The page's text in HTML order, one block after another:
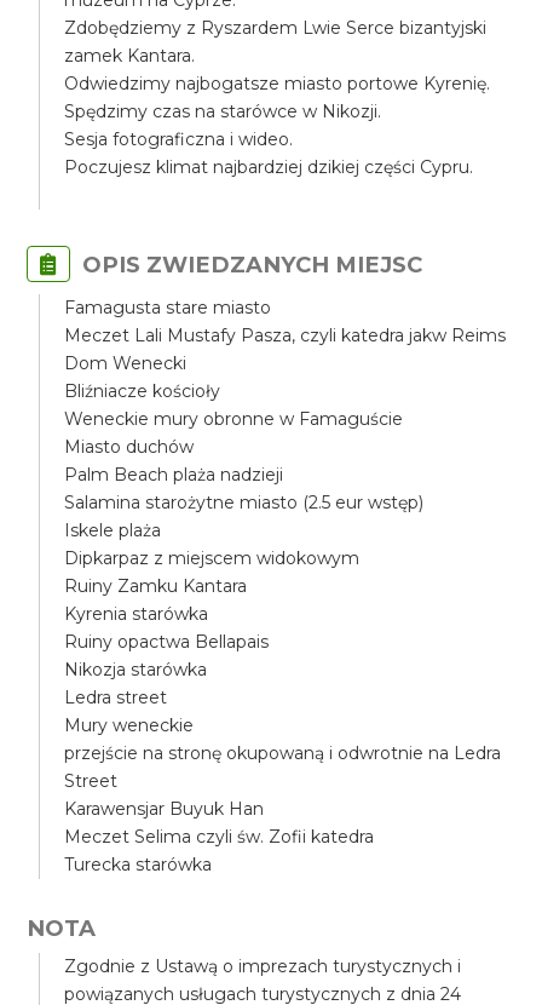
Zdobędziemy z Ryszardem Lwie Serce bizantyjski
zamek Kantara.
Odwiedzimy najbogatsze miasto portowe Kyrenię.
Spędzimy czas na starówce w Nikozji.
Sesja fotograficzna i wideo.
Poczujesz klimat najbardziej dzikiej części Cypru.
OPIS ZWIEDZANYCH MIEJSC
Famagusta stare miasto
Meczet Lali Mustafy Pasza, czyli katedra jakw Reims
Dom Wenecki
Bliźniacze kościoły
Weneckie mury obronne w Famaguście
Miasto duchów
Palm Beach plaża nadzieji
Salamina starożytne miasto (2.5 eur wstęp)
Iskele plaża
Dipkarpaz z miejscem widokowym
Ruiny Zamku Kantara
Kyrenia starówka
Ruiny opactwa Bellapais
Nikozja starówka
Ledra street
Mury weneckie
przejście na stronę okupowaną i odwrotnie na Ledra
Street
Karawensjar Buyuk Han
Meczet Selima czyli św. Zofii katedra
Turecka starówka
NOTA
Zgodnie z Ustawą o imprezach turystycznych i
powiązanych usługach turystycznych z dnia 24